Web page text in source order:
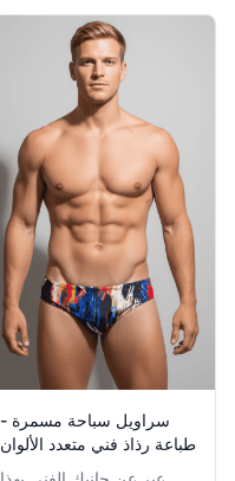
مصنوعة للتسمير.
سراويل سباحة مسمرة -
طباعة رذاذ فني متعدد الألوان